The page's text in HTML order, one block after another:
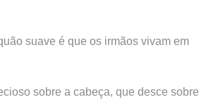
suave é que os irmãos vivam em
sobre a cabeça, que desce sobre